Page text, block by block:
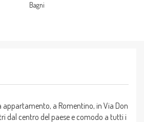
Bagni
a Romentino, in Via Don
dal centro del paese e comodo a tutti i